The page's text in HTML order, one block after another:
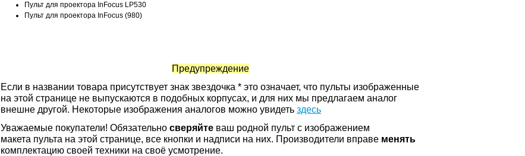
Пульт для проектора InFocus LP530
Пульт для проектора InFocus (980)
Предупреждение
Если в названии товара присутствует знак звездочка * это означает, что пульты изображенные
на этой странице не выпускаются в подобных корпусах, и для них мы предлагаем аналог
внешне другой. Некоторые изображения аналогов можно увидеть здесь
Уважаемые покупатели! Обязательно сверяйте ваш родной пульт с изображением
макета пульта на этой странице, все кнопки и надписи на них. Производители вправе менять
комплектацию своей техники на своё усмотрение.